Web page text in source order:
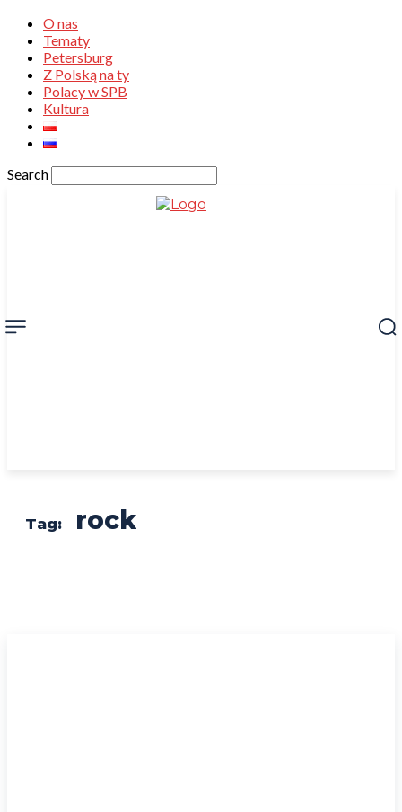
O nas
Tematy
Petersburg
Z Polską na ty
Polacy w SPB
Kultura
Search
Tag: rock